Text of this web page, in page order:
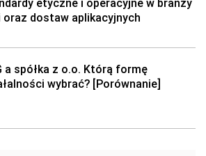
etyczne i operacyjne w branży
oraz dostaw aplikacyjnych
a spółka z o.o. Którą formę
wybrać? [Porównanie]